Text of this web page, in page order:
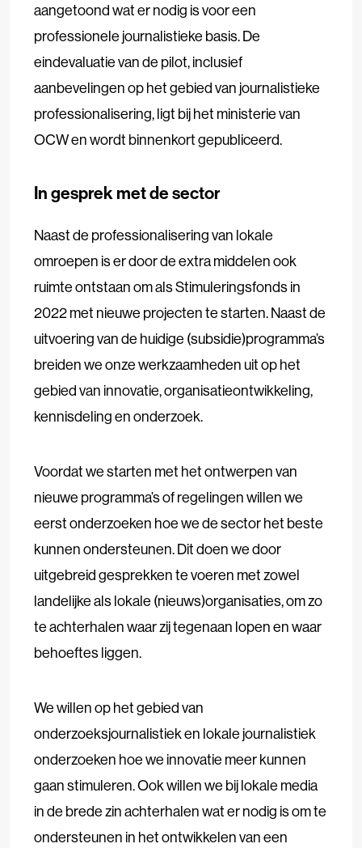
aangetoond wat er nodig is voor een
professionele journalistieke basis. De
eindevaluatie van de pilot, inclusief
aanbevelingen op het gebied van journalistieke
professionalisering, ligt bij het ministerie van
OCW en wordt binnenkort gepubliceerd.
In gesprek met de sector
Naast de professionalisering van lokale
omroepen is er door de extra middelen ook
ruimte ontstaan om als Stimuleringsfonds in
2022 met nieuwe projecten te starten. Naast de
uitvoering van de huidige (subsidie)programma’s
breiden we onze werkzaamheden uit op het
gebied van innovatie, organisatieontwikkeling,
kennisdeling en onderzoek.
Voordat we starten met het ontwerpen van
nieuwe programma’s of regelingen willen we
eerst onderzoeken hoe we de sector het beste
kunnen ondersteunen. Dit doen we door
uitgebreid gesprekken te voeren met zowel
landelijke als lokale (nieuws)organisaties, om zo
te achterhalen waar zij tegenaan lopen en waar
behoeftes liggen.
We willen op het gebied van
onderzoeksjournalistiek en lokale journalistiek
onderzoeken hoe we innovatie meer kunnen
gaan stimuleren. Ook willen we bij lokale media
in de brede zin achterhalen wat er nodig is om te
ondersteunen in het ontwikkelen van een